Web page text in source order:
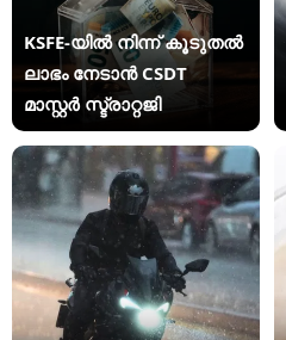
KSFE-യില്‍ നിന്ന് കൂടുതല്‍
ലാഭം നേടാന്‍ CSDT
മാസ്റ്റര്‍ സ്ട്രാറ്റജി